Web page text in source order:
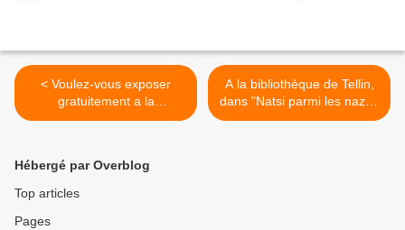
< Voulez-vous exposer
gratuitement a la
bibliotheque de Wellin Tellin
A la bibliothèque de Tellin,
dans "Natsi parmi les nazis"
Narcisse Neuret originaire
Hébergé par Overblog
Top articles
Pages